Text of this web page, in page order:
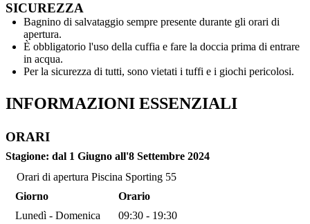
SICUREZZA
Bagnino di salvataggio sempre presente durante gli orari di
apertura.
È obbligatorio l'uso della cuffia e fare la doccia prima di entrare
in acqua.
Per la sicurezza di tutti, sono vietati i tuffi e i giochi pericolosi.
INFORMAZIONI ESSENZIALI
ORARI
Stagione: dal 1 Giugno all'8 Settembre 2024
Orari di apertura Piscina Sporting 55
Giorno
Orario
Lunedì - Domenica
09:30 - 19:30